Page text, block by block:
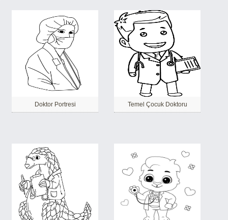
Doktor Portresi Temel Çocuk Doktoru